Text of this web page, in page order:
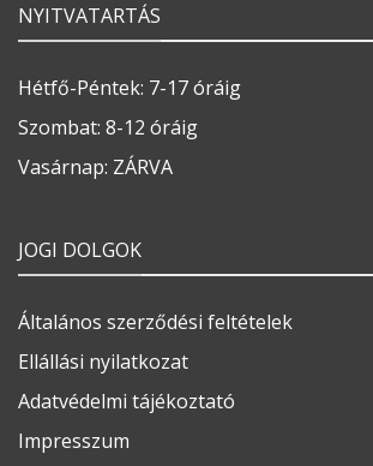
NYITVATARTÁS
Hétfő-Péntek: 7-17 óráig
Szombat: 8-12 óráig
Vasárnap: ZÁRVA
JOGI DOLGOK
Általános szerződési feltételek
Ellállási nyilatkozat
Adatvédelmi tájékoztató
Impresszum